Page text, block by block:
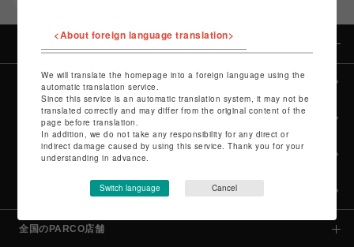
全カテゴリーから探す
culture TOP
POP-UP SHOP TOP
PARCO GAMES TOP
全国のPARCO店舗
<About foreign language translation>
We will translate the homepage into a foreign language using the
automatic translation service.
Since this service is an automatic translation system, it may not be
translated correctly and may differ from the original content of the
page before translation.
In addition, we do not take any responsibility for any direct or
indirect damage caused by using this service. Thank you for your
understanding in advance.
Switch language Cancel